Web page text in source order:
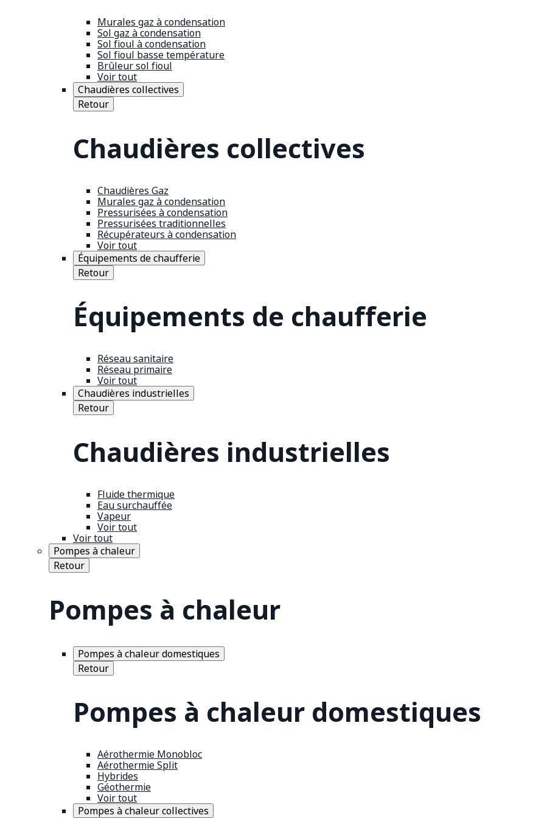
Murales gaz à condensation
Sol gaz à condensation
Sol fioul à condensation
Sol fioul basse température
Brûleur sol fioul
Voir tout
Chaudières collectives
Retour
Chaudières collectives
Chaudières Gaz
Murales gaz à condensation
Pressurisées à condensation
Pressurisées traditionnelles
Récupérateurs à condensation
Voir tout
Équipements de chaufferie
Retour
Équipements de chaufferie
Réseau sanitaire
Réseau primaire
Voir tout
Chaudières industrielles
Retour
Chaudières industrielles
Fluide thermique
Eau surchauffée
Vapeur
Voir tout
Voir tout
Pompes à chaleur
Retour
Pompes à chaleur
Pompes à chaleur domestiques
Retour
Pompes à chaleur domestiques
Aérothermie Monobloc
Aérothermie Split
Hybrides
Géothermie
Voir tout
Pompes à chaleur collectives